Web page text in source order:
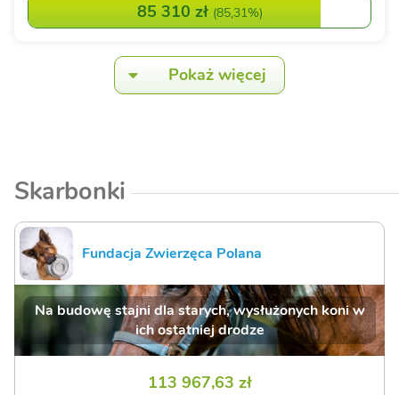
85 310 zł (85,31%)
Pokaż więcej
Skarbonki
Fundacja Zwierzęca Polana
Na budowę stajni dla starych, wysłużonych koni w
ich ostatniej drodze
113 967,63 zł